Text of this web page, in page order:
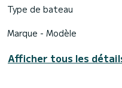
Type de bateau
Marque - Modèle
Afficher tous les